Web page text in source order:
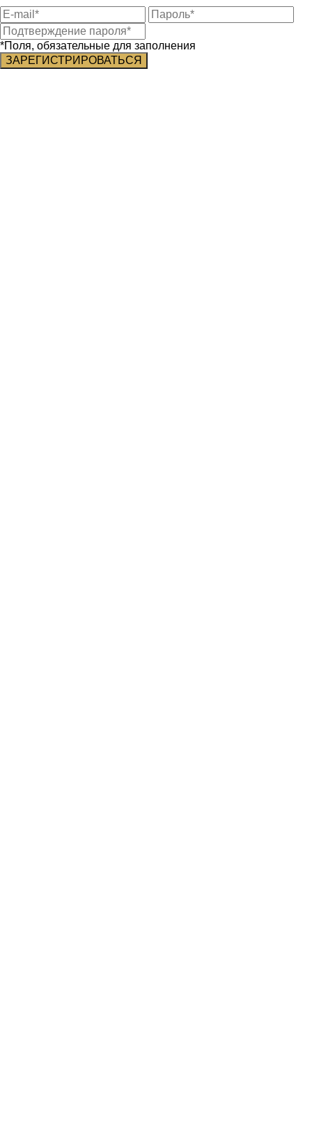
*Поля, обязательные для заполнения